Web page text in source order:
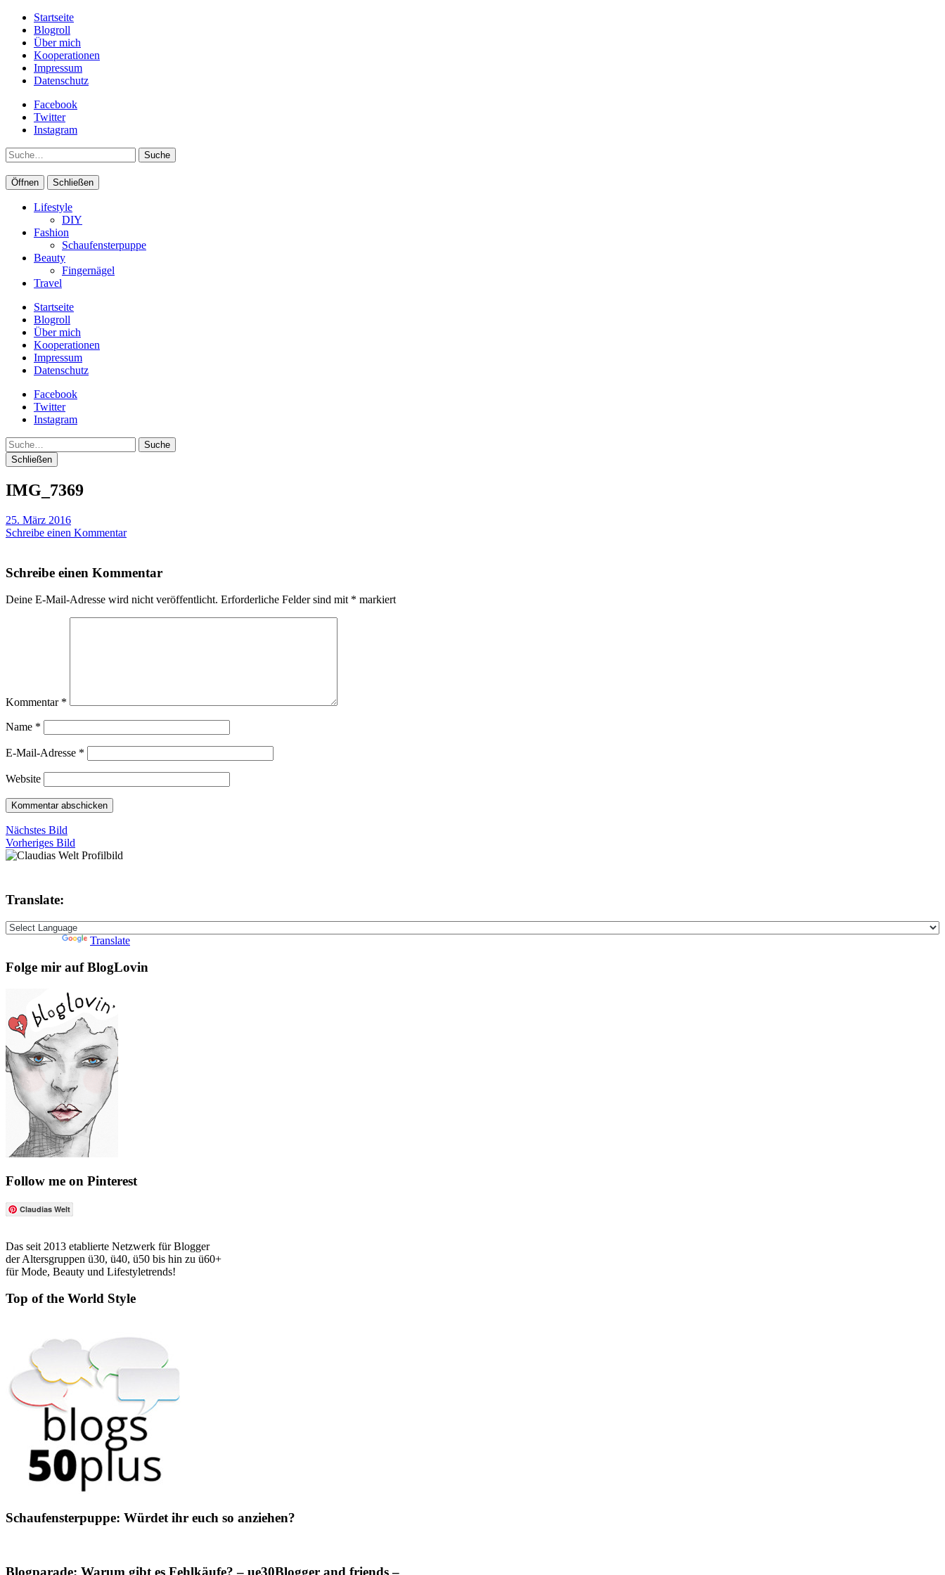
Startseite
Blogroll
Über mich
Kooperationen
Impressum
Datenschutz
Facebook
Twitter
Instagram
Suche
Öffnen Schließen
Lifestyle
DIY
Fashion
Schaufensterpuppe
Beauty
Fingernägel
Travel
Startseite
Blogroll
Über mich
Kooperationen
Impressum
Datenschutz
Facebook
Twitter
Instagram
Suche
Schließen
IMG_7369
25. März 2016
Schreibe einen Kommentar
Schreibe einen Kommentar
Deine E-Mail-Adresse wird nicht veröffentlicht. Erforderliche Felder sind mit * markiert
Kommentar *
Name *
E-Mail-Adresse *
Website
Nächstes Bild
Vorheriges Bild
Translate:
Translate
Folge mir auf BlogLovin
Follow me on Pinterest
Claudias Welt
Das seit 2013 etablierte Netzwerk für Blogger
der Altersgruppen ü30, ü40, ü50 bis hin zu ü60+
für Mode, Beauty und Lifestyletrends!
Top of the World Style
Schaufensterpuppe: Würdet ihr euch so anziehen?
Blogparade: Warum gibt es Fehlkäufe? – ue30Blogger and friends –